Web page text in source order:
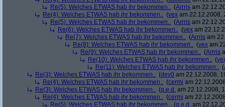
Re(5): Welches ETWAS hab ihr bekommen.. (Arrris am
Re(4): Welches ETWAS hab ihr bekommen.. (vex am 22.12.2008,
Re(5): Welches ETWAS hab ihr bekommen.. (Arrris am
Re(6): Welches ETWAS hab ihr bekommen.. (vex am
Re(7): Welches ETWAS hab ihr bekommen.. (Arrris am
Re(8): Welches ETWAS hab ihr bekommen.. (vex am
Re(9): Welches ETWAS hab ihr bekommen.. (Arrris
Re(10): Welches ETWAS hab ihr bekommen.. (
Re(11): Welches ETWAS hab ihr bekommen.. (
Re(3): Welches ETWAS hab ihr bekommen.. (dev0 am 22.12.2008,
Re(4): Welches ETWAS hab ihr bekommen.. (cermi am
Re(3): Welches ETWAS hab ihr bekommen.. (q.e.d. am 22.12.2008,
Re(4): Welches ETWAS hab ihr bekommen.. (cermi am
Re(5): Welches ETWAS hab ihr bekommen.. (q.e.d. am